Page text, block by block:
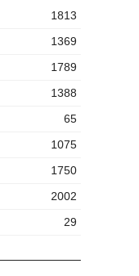
1813
1369
1789
1388
65
1075
1750
2002
29